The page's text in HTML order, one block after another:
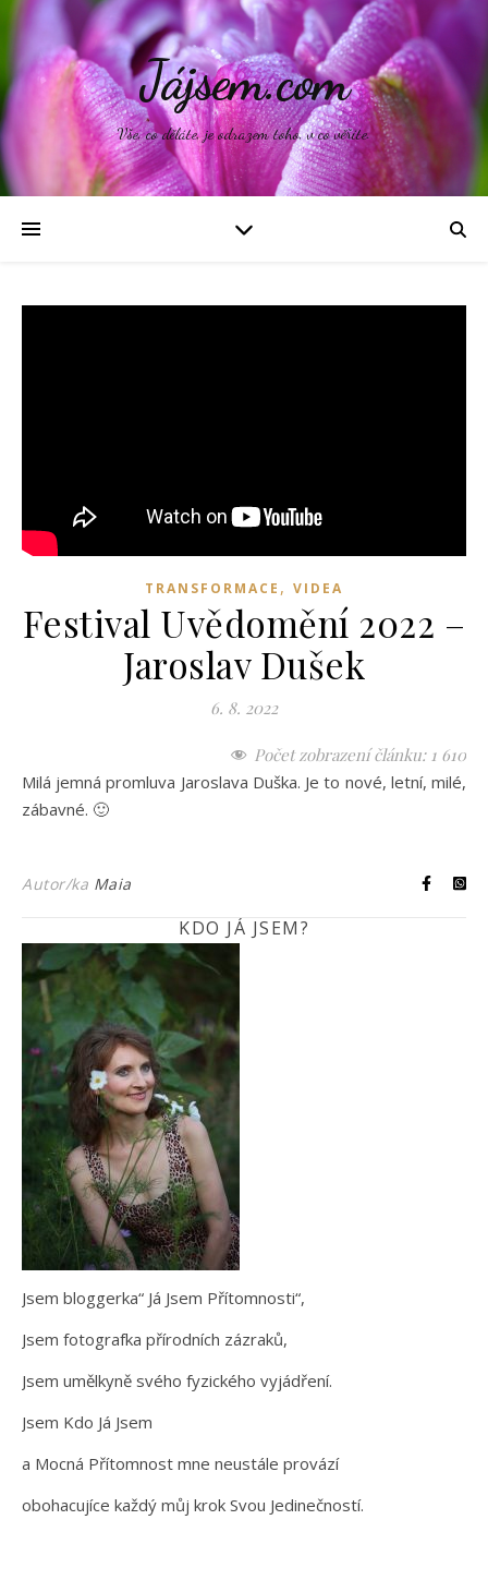
Jájsem.com
Vše, co děláte, je odrazem toho, v co věříte.
TRANSFORMACE , VIDEA
Festival Uvědomění 2022 –
Jaroslav Dušek
6. 8. 2022
Počet zobrazení článku: 1 610
Milá jemná promluva Jaroslava Duška. Je to nové, letní, milé,
zábavné. 🙂
Autor/ka Maia
KDO JÁ JSEM?
Jsem bloggerka“ Já Jsem Přítomnosti“,
Jsem fotografka přírodních zázraků,
Jsem umělkyně svého fyzického vyjádření.
Jsem Kdo Já Jsem
a Mocná Přítomnost mne neustále provází
obohacujíce každý můj krok Svou Jedinečností.